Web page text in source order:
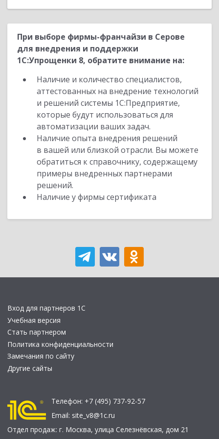
При выборе фирмы-франчайзи в Серове
для внедрения и поддержки
1С:Упрощенки 8, обратите внимание на:
Наличие и количество специалистов,
аттестованных на внедрение технологий
и решений системы 1С:Предприятие,
которые будут использоваться для
автоматизации ваших задач.
Наличие опыта внедрения решений
в вашей или близкой отрасли. Вы можете
обратиться к справочнику, содержащему
примеры внедренных партнерами
решений.
Наличие у фирмы сертификата
Вход для партнеров 1С
Учебная версия
Стать партнером
Политика конфиденциальности
Замечания по сайту
Другие сайты
Телефон: +7 (495) 737-92-57
Email: site_v8@1c.ru
Отдел продаж: г. Москва, улица Селезнёвская, дом 21